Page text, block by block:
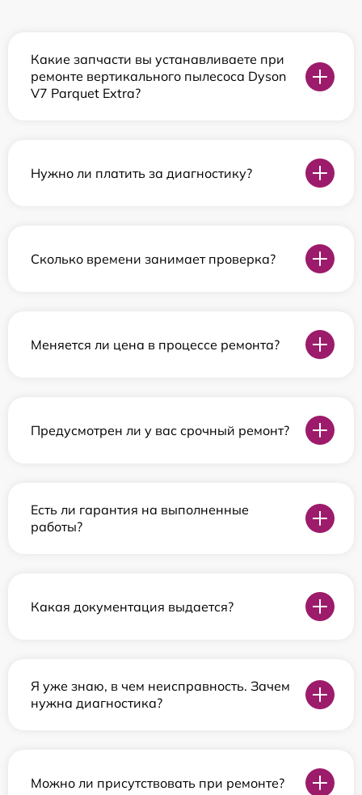
Какие запчасти вы устанавливаете при
ремонте вертикального пылесоса Dyson
V7 Parquet Extra?
Нужно ли платить за диагностику?
Сколько времени занимает проверка?
Меняется ли цена в процессе ремонта?
Предусмотрен ли у вас срочный ремонт?
Есть ли гарантия на выполненные
работы?
Какая документация выдается?
Я уже знаю, в чем неисправность. Зачем
нужна диагностика?
Можно ли присутствовать при ремонте?